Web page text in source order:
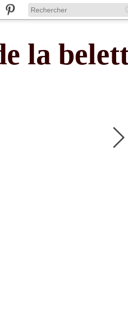
la